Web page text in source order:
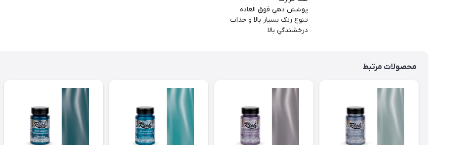
پوشش دهي فوق العاده
تنوع رنگ بسيار بالا و جذاب
درخشندگي بالا
محصولات مرتبط